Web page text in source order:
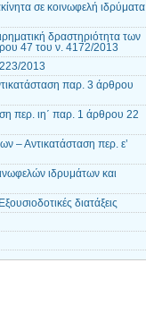
σε κοινωφελή ιδρύματα
δραστηριότητα των
47 του ν. 4172/2013
2013
παρ. 3 άρθρου
περ. ιη΄ παρ. 1 άρθρου 22
– Αντικατάσταση περ. ε’
ιδρυμάτων και
διατάξεις